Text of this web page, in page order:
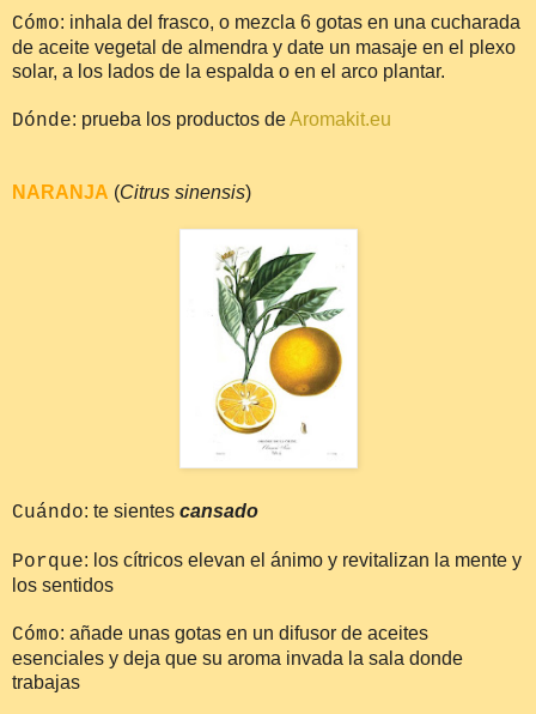
Cómo: inhala del frasco, o mezcla 6 gotas en una cucharada
de aceite vegetal de almendra y date un masaje en el plexo
solar, a los lados de la espalda o en el arco plantar.
Dónde: prueba los productos deAromakit.eu
NARANJA (Citrus sinensis)
Cuándo: te sientes cansado
Porque: los cítricos elevan el ánimo y revitalizan la mente y
los sentidos
Cómo: añade unas gotas en un difusor de aceites
esenciales y deja que su aroma invada la sala donde
trabajas